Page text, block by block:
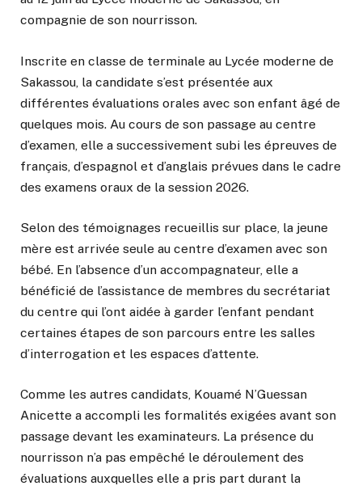
compagnie de son nourrisson.
Inscrite en classe de terminale au Lycée moderne de
Sakassou, la candidate s’est présentée aux
différentes évaluations orales avec son enfant âgé de
quelques mois. Au cours de son passage au centre
d’examen, elle a successivement subi les épreuves de
français, d’espagnol et d’anglais prévues dans le cadre
des examens oraux de la session 2026.
Selon des témoignages recueillis sur place, la jeune
mère est arrivée seule au centre d’examen avec son
bébé. En l’absence d’un accompagnateur, elle a
bénéficié de l’assistance de membres du secrétariat
du centre qui l’ont aidée à garder l’enfant pendant
certaines étapes de son parcours entre les salles
d’interrogation et les espaces d’attente.
Comme les autres candidats, Kouamé N’Guessan
Anicette a accompli les formalités exigées avant son
passage devant les examinateurs. La présence du
nourrisson n’a pas empêché le déroulement des
évaluations auxquelles elle a pris part durant la